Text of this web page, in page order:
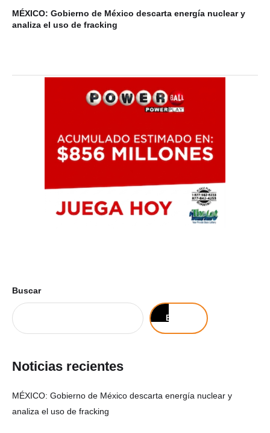
MÉXICO: Gobierno de México descarta energía nuclear y
analiza el uso de fracking
Buscar
Buscar
Noticias recientes
MÉXICO: Gobierno de México descarta energía nuclear y
analiza el uso de fracking